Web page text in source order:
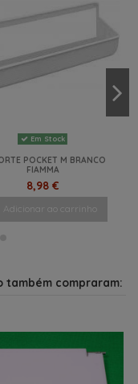
Em Stock
POCKET M BRANCO
FIAMMA
8,98 €
Adicionar ao carrinho
também compraram: